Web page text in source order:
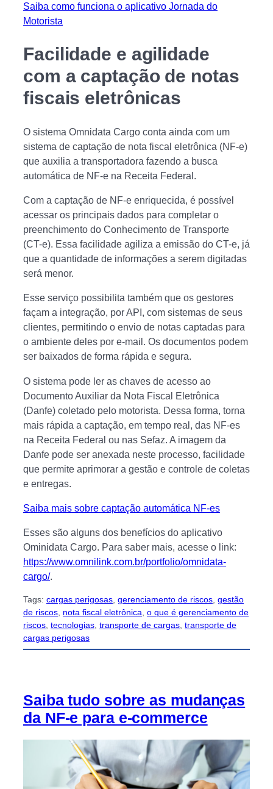
Saiba como funciona o aplicativo Jornada do
Motorista
Facilidade e agilidade
com a captação de notas
fiscais eletrônicas
O sistema Omnidata Cargo conta ainda com um
sistema de captação de nota fiscal eletrônica (NF-e)
que auxilia a transportadora fazendo a busca
automática de NF-e na Receita Federal.
Com a captação de NF-e enriquecida, é possível
acessar os principais dados para completar o
preenchimento do Conhecimento de Transporte
(CT-e). Essa facilidade agiliza a emissão do CT-e, já
que a quantidade de informações a serem digitadas
será menor.
Esse serviço possibilita também que os gestores
façam a integração, por API, com sistemas de seus
clientes, permitindo o envio de notas captadas para
o ambiente deles por e-mail. Os documentos podem
ser baixados de forma rápida e segura.
O sistema pode ler as chaves de acesso ao
Documento Auxiliar da Nota Fiscal Eletrônica
(Danfe) coletado pelo motorista. Dessa forma, torna
mais rápida a captação, em tempo real, das NF-es
na Receita Federal ou nas Sefaz. A imagem da
Danfe pode ser anexada neste processo, facilidade
que permite aprimorar a gestão e controle de coletas
e entregas.
Saiba mais sobre captação automática NF-es
Esses são alguns dos benefícios do aplicativo
Ominidata Cargo. Para saber mais, acesse o link:
https://www.omnilink.com.br/portfolio/omnidata-
cargo/.
Tags: cargas perigosas gerenciamento de riscos gestão
de riscos nota fiscal eletrônica o que é gerenciamento de
riscos tecnologias transporte de cargas transporte de
cargas perigosas
Saiba tudo sobre as mudanças
da NF-e para e-commerce